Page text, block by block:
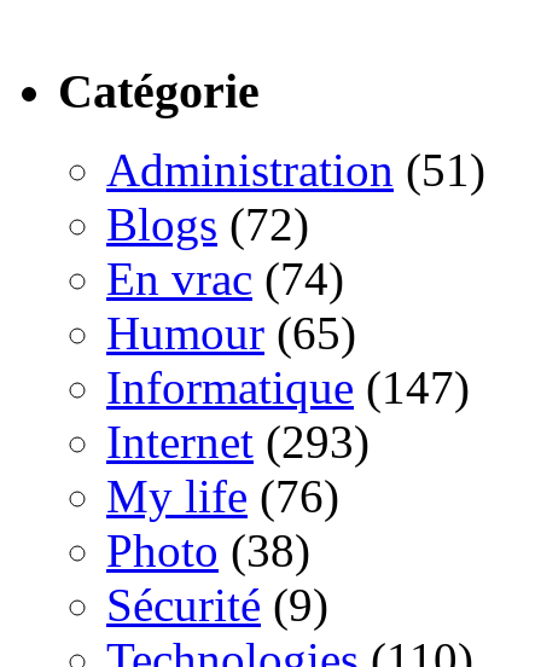
Catégorie
Administration (51)
Blogs (72)
En vrac (74)
Humour (65)
Informatique (147)
Internet (293)
My life (76)
Photo (38)
Sécurité (9)